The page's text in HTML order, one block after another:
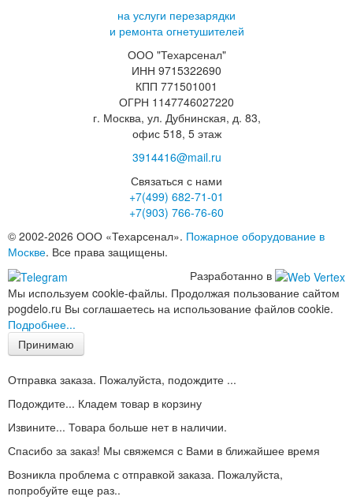
на услуги перезарядки
и ремонта огнетушителей
ООО "Техарсенал"
ИНН 9715322690
КПП 771501001
ОГРН 1147746027220
г. Москва, ул. Дубнинская, д. 83,
офис 518, 5 этаж
3914416@mail.ru
Связаться с нами
+7(499) 682-71-01
+7(903) 766-76-60
© 2002-2026 ООО «Техарсенал». Пожарное оборудование в
Москве. Все права защищены.
Разработанно в
Мы используем cookie-файлы. Продолжая пользование сайтом
pogdelo.ru Вы соглашаетесь на использование файлов cookie.
Подробнее...
Принимаю
Отправка заказа. Пожалуйста, подождите ...
Подождите... Кладем товар в корзину
Извините... Товара больше нет в наличии.
Спасибо за заказ! Мы свяжемся с Вами в ближайшее время
Возникла проблема с отправкой заказа. Пожалуйста,
попробуйте еще раз..